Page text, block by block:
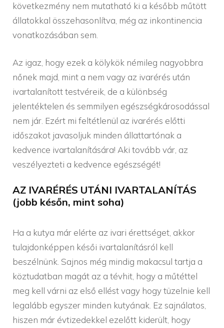
következmény nem mutatható ki a később műtött
állatokkal összehasonlítva, még az inkontinencia
vonatkozásában sem.
Az igaz, hogy ezek a kölykök némileg nagyobbra
nőnek majd, mint a nem vagy az ivarérés után
ivartalanított testvéreik, de a különbség
jelentéktelen és semmilyen egészségkárosodással
nem jár. Ezért mi feltétlenül az ivarérés előtti
időszakot javasoljuk minden állattartónak a
kedvence ivartalanítására! Aki tovább vár, az
veszélyezteti a kedvence egészségét!
AZ IVARÉRÉS UTÁNI IVARTALANÍTÁS
(jobb későn, mint soha)
Ha a kutya már elérte az ivari érettséget, akkor
tulajdonképpen késői ivartalanításról kell
beszélnünk. Sajnos még mindig makacsul tartja a
köztudatban magát az a tévhit, hogy a műtéttel
meg kell várni az első ellést vagy hogy tüzelnie kell
legalább egyszer minden kutyának. Ez sajnálatos,
hiszen már évtizedekkel ezelőtt kiderült, hogy